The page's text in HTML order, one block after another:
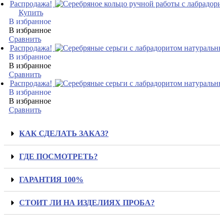
Распродажа!
Купить
В избранное
В избранное
Сравнить
Распродажа!
В избранное
В избранное
Сравнить
Распродажа!
В избранное
В избранное
Сравнить
КАК СДЕЛАТЬ ЗАКАЗ?
ГДЕ ПОСМОТРЕТЬ?
ГАРАНТИЯ 100%
СТОИТ ЛИ НА ИЗДЕЛИЯХ ПРОБА?